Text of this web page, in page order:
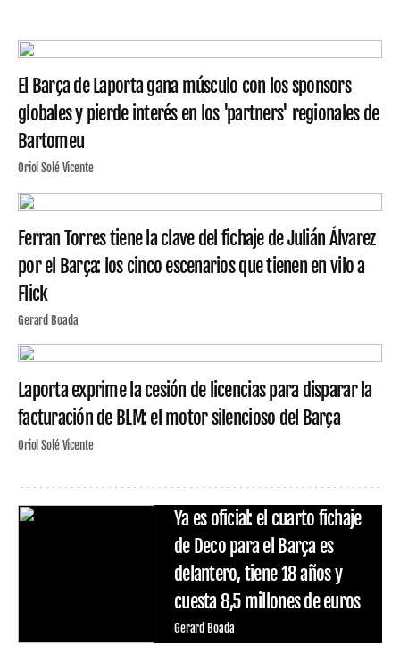
El Barça de Laporta gana músculo con los sponsors
globales y pierde interés en los 'partners' regionales de
Bartomeu
Oriol Solé Vicente
Ferran Torres tiene la clave del fichaje de Julián Álvarez
por el Barça: los cinco escenarios que tienen en vilo a
Flick
Gerard Boada
Laporta exprime la cesión de licencias para disparar la
facturación de BLM: el motor silencioso del Barça
Oriol Solé Vicente
Ya es oficial: el cuarto fichaje
de Deco para el Barça es
delantero, tiene 18 años y
cuesta 8,5 millones de euros
Gerard Boada